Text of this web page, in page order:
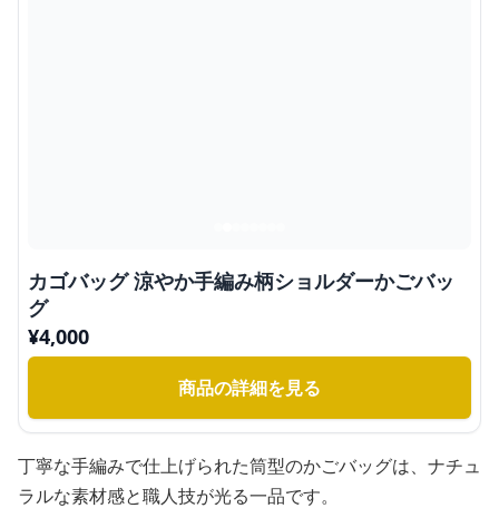
カゴバッグ 涼やか手編み柄ショルダーかごバッ
グ
¥4,000
商品の詳細を見る
丁寧な手編みで仕上げられた筒型のかごバッグは、ナチュ
ラルな素材感と職人技が光る一品です。